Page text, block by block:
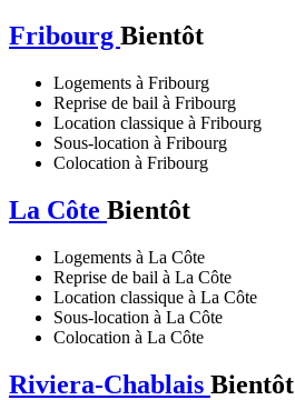
Fribourg Bientôt
Logements à Fribourg
Reprise de bail à Fribourg
Location classique à Fribourg
Sous-location à Fribourg
Colocation à Fribourg
La Côte Bientôt
Logements à La Côte
Reprise de bail à La Côte
Location classique à La Côte
Sous-location à La Côte
Colocation à La Côte
Riviera-Chablais Bientôt